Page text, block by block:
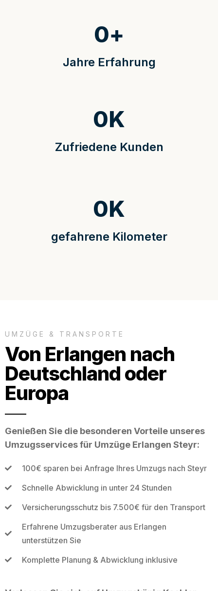
Jahre Erfahrung
0+
Zufriedene Kunden
0K
gefahrene Kilometer
0K
UMZÜGE & TRANSPORTE
Von Erlangen nach
Deutschland oder
Europa
Genießen Sie die besonderen Vorteile unseres
Umzugsservices für Umzüge Erlangen Steyr:
100€ sparen bei Anfrage Ihres Umzugs nach Steyr
Schnelle Abwicklung in unter 24 Stunden
Versicherungsschutz bis 7.500€ für den Transport
Erfahrene Umzugsberater aus Erlangen
unterstützen Sie
Komplette Planung & Abwicklung inklusive